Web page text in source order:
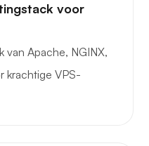
voor
van Apache, NGINX,
krachtige VPS-